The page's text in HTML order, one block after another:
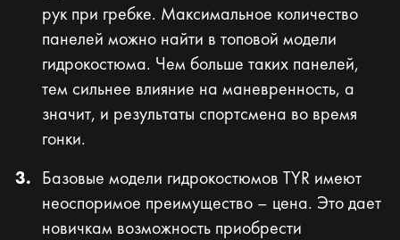
рук при гребке. Максимальное количество
панелей можно найти в топовой модели
гидрокостюма. Чем больше таких панелей,
тем сильнее влияние на маневренность, а
значит, и результаты спортсмена во время
гонки.
Базовые модели гидрокостюмов TYR имеют
неоспоримое преимущество – цена. Это дает
новичкам возможность приобрести